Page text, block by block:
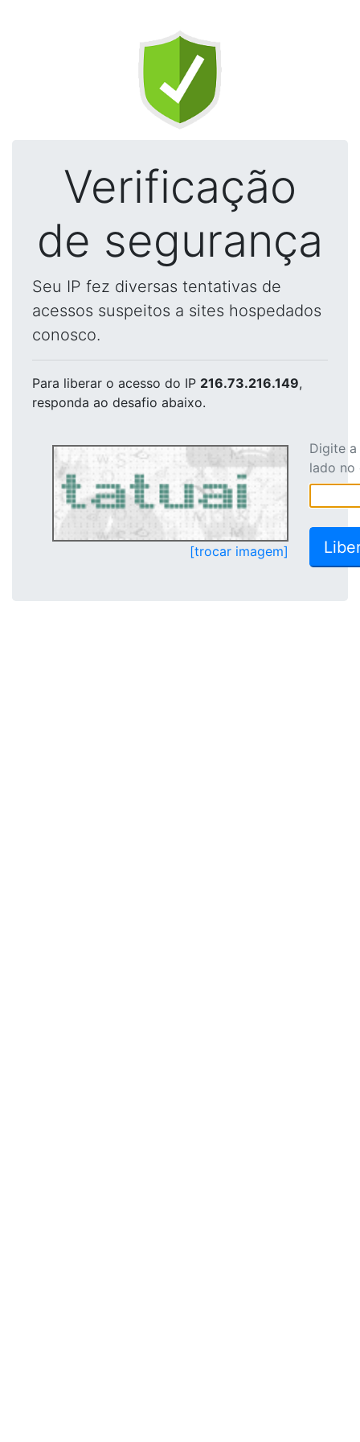
Verificação
de segurança
Seu IP fez diversas tentativas de
acessos suspeitos a sites hospedados
conosco.
Para liberar o acesso do IP 216.73.216.149,
responda ao desafio abaixo.
[trocar imagem]
Digite
lado no